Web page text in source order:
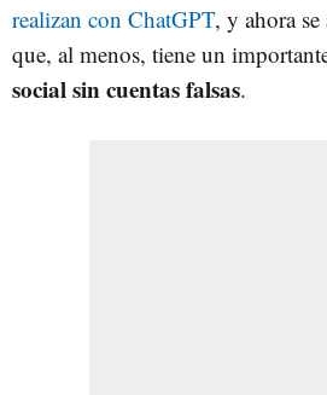
realizan con ChatGPT, y ahora
que, al menos, tiene un
social sin cuentas falsas.